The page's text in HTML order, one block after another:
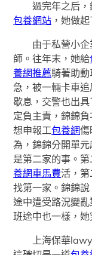
過完年之后
包養網站 ，她做
由于私營小
師。往年末，她給
養網推薦騎著助
急，被一輛卡車追
歇息，交警也出
定負主責，錦錦
想申報工包養網傷
為，錦錦分開單
是第二家的事。
養網車馬費活，
找第一家。錦錦
途中遭受路況變
班途中也一樣，
上海保華